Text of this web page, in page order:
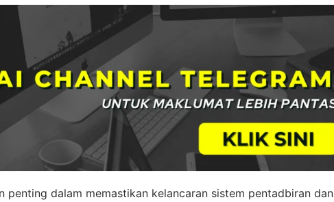
penting dalam memastikan kelancaran sistem pentadbiran dan